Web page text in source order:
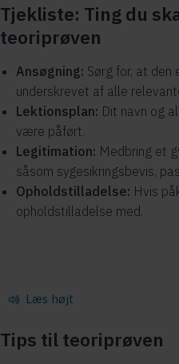
Tjekliste: Ting du
teoriprøven
Ansøgning: Sørg for, at
underskrevet af alle
Lektionsplan: Dit navn og
være påført.
Legitimation: Medbring et
såsom sygesikringsbevis,
Opholdstilladelse: Hvis
opholdstilladelse med.
Læs højt
Tips til teoriprøven